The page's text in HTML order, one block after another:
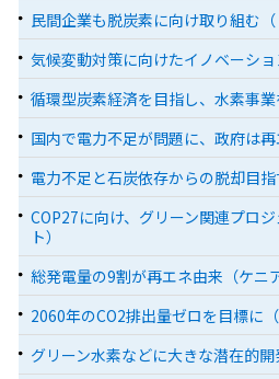
民間企業も脱炭素に向け取り組む（
気候変動対策に向けたイノベーショ
循環型炭素経済を目指し、水素事業
国内で電力不足が問題に、政府は再
電力不足と石炭依存からの脱却目指
COP27に向け、グリーン関連プロ
ト）
総発電量の9割が再エネ由来（ケニア
2060年のCO2排出量ゼロを目標に（
グリーン水素などに大きな潜在的開